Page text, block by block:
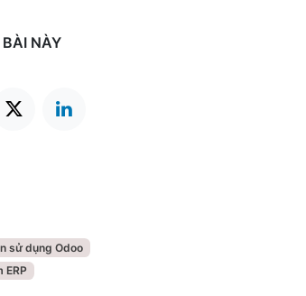
BÀI NÀY
sử dụng Odoo
ERP